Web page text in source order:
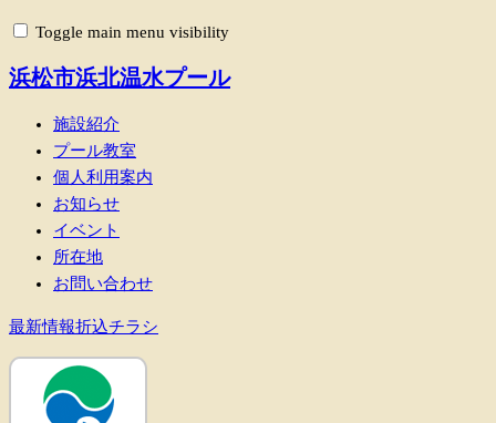
Toggle main menu visibility
浜松市浜北温水プール
施設紹介
プール教室
個人利用案内
お知らせ
イベント
所在地
お問い合わせ
最新情報折込チラシ